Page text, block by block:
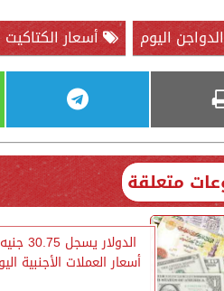
اليوم أسعار الكتاكيت
متعلقة
الدولار
أسعار العملات الأجنبية